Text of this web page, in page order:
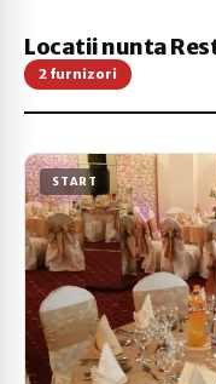
Locatii nunta
2 furnizori
START